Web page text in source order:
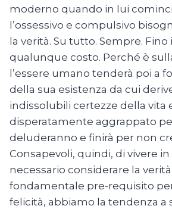
moderno quando in lui
l’ossessivo e compulsivo
la verità. Su tutto. Sempre. Fino
qualunque costo. Perché è
l’essere umano tenderà poi a
della sua esistenza da cui
indissolubili certezze della vita
disperatamente aggrappato
deluderanno e finirà per non
Consapevoli, quindi, di vivere
necessario considerare la
fondamentale pre-requisito
felicità, abbiamo la tendenza a